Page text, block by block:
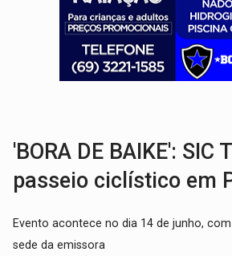
VARIANDO O CARDÁPIO:
PREJUÍZO AOS
POSSESSÃO DE
'BORA DE BAIKE': SIC
passeio ciclístico em
Evento acontece no dia 14 de junho,
sede da emissora